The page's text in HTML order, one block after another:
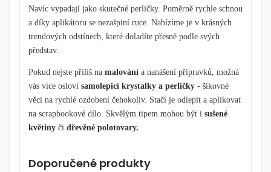
Navíc vypadají jako skutečné perličky. Poměrně rychle schnou
a díky aplikátoru se nezašpiní ruce. Nabízíme je v krásných
trendových odstínech, které doladíte přesně podle svých
představ.
Pokud nejste příliš na malování a nanášení přípravků, možná
vás více osloví samolepicí krystalky a perličky - šikovné
věci na rychlé ozdobení čehokoliv. Stačí je odlepit a aplikovat
na scrapbookové dílo. Skvělým tipem mohou být i sušené
květiny či dřevěné polotovary.
Doporučené produkty